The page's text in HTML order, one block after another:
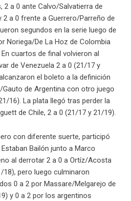
a 0 ante Calvo/Salvatierra de
2 a 0 frente a Guerrero/Parreño de
segundos en la serie luego de
Noriega/De La Hoz de Colombia
cuartos de final volvieron al
de Venezuela 2 a 0 (21/17 y
el boleto a la definición
de Argentina con otro juego
16). La plata llegó tras perder la
de Chile, 2 a 0 (21/17 y 21/19).
con diferente suerte, participó
Bailón junto a Marco
al derrotar 2 a 0 a Ortíz/Acosta
18), pero luego culminaron
0 a 2 por Massare/Melgarejo de
y 0 a 2 por los argentinos